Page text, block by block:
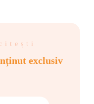
exclusiv